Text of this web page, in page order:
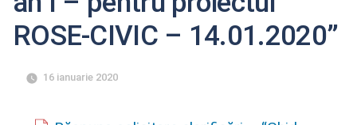
ROSE-CIVIC – 14.01.2020”
16 ianuarie 2020